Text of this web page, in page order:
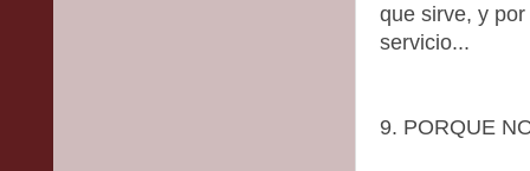
que sirve, y
servicio...
9. PORQUE